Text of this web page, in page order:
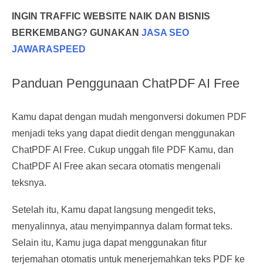
INGIN TRAFFIC WEBSITE NAIK DAN BISNIS
BERKEMBANG? GUNAKAN JASA SEO
JAWARASPEED
Panduan Penggunaan ChatPDF AI Free
Kamu dapat dengan mudah mengonversi dokumen PDF
menjadi teks yang dapat diedit dengan menggunakan
ChatPDF AI Free. Cukup unggah file PDF Kamu, dan
ChatPDF AI Free akan secara otomatis mengenali
teksnya.
Setelah itu, Kamu dapat langsung mengedit teks,
menyalinnya, atau menyimpannya dalam format teks.
Selain itu, Kamu juga dapat menggunakan fitur
terjemahan otomatis untuk menerjemahkan teks PDF ke